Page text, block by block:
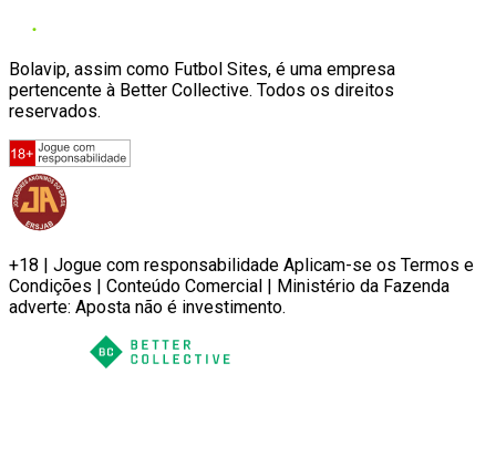
Bolavip, assim como Futbol Sites, é uma empresa
pertencente à Better Collective. Todos os direitos
reservados.
+18 | Jogue com responsabilidade Aplicam-se os Termos e
Condições | Conteúdo Comercial | Ministério da Fazenda
adverte: Aposta não é investimento.